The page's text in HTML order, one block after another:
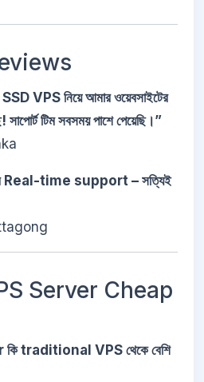
VPS নিয়ে আমার ওয়েবসাইটের
টিম সবসময় পাশে পেয়েছি।”
time support – সত্যিই
Server Cheap
traditional VPS থেকে বেশি